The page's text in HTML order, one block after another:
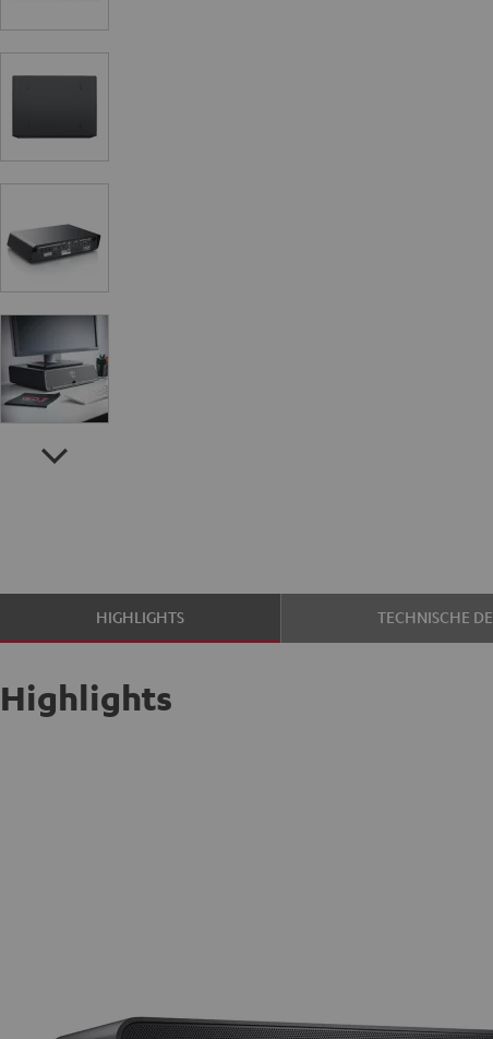
HIGHLIGHTS TECHNISCHE
Highlights